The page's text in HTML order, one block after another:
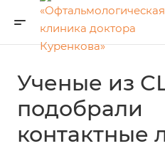
Ученые из
подобрали
контактные